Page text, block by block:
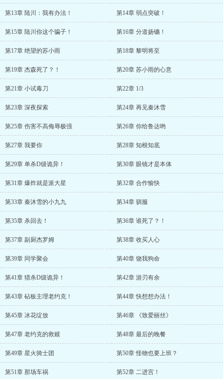
第13章 陆川：我有办法！ 第14章 弱点突破！
第15章 陆川你这个骗子！ 第16章 分道扬镳！
第17章 绝望的苏小雨 第18章 黎明将至
第19章 杰森死了？！ 第20章 苏小雨的心意
第21章 小试毒刀 第22章 1/3
第23章 深夜探索 第24章 再见秦沐雪
第25章 伤害不高侮辱极强 第26章 你给鲁达哟
第27章 我要你 第28章 知根知底
第29章 单杀D级诡异！ 第30章 眼镜才是本体
第31章 爆炸就是派大星 第32章 合作愉快
第33章 秦沐雪的小九九 第34章 驯服
第35章 杀回去！ 第36章 谁死了？！
第37章 副厨杰罗姆 第38章 收买人心
第39章 同学聚会 第40章 饶我狗命
第41章 猎杀D级诡异！ 第42章 游刃有余
第43章 砧板主理老约克！ 第44章 快想想办法！
第45章 冰花绽放 第46章 《致爱丽丝》
第47章 老约克的救赎 第48章 最后的晚餐
第49章 星火骑士团 第50章 怪物也要上班？
第51章 那场车祸 第52章 二进宫！